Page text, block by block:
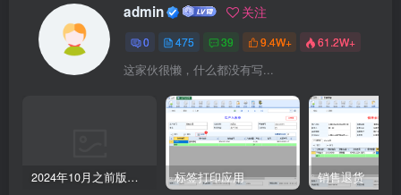
admin 关注
0 475 39 9.4W+ 61.2W+
这家伙很懒，什么都没有写...
2024年10月之前版本升级记录 标签打印应用 销售退货